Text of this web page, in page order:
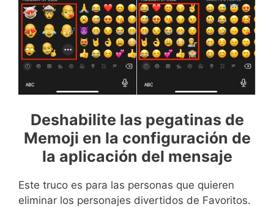
Deshabilite las pegatinas de
Memoji en la configuración de
la aplicación del mensaje
Este truco es para las personas que quieren
eliminar los personajes divertidos de Favoritos.